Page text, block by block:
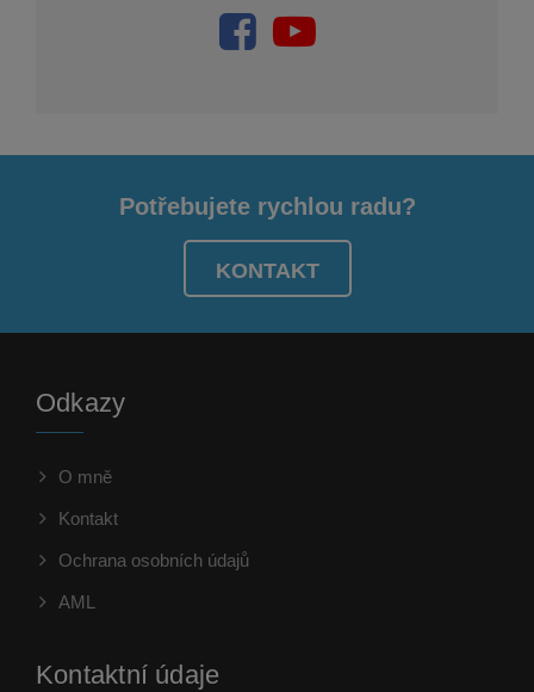
Potřebujete rychlou radu?
KONTAKT
Odkazy
O mně
Kontakt
Ochrana osobních údajů
AML
Kontaktní údaje